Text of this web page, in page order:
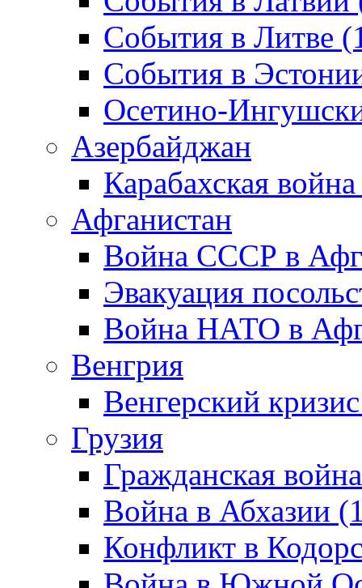
События в Литве
События в
Осетино-
Азербайджан
Карабахская
Афганистан
Война СССР в
Эвакуация
Война НАТО в
Венгрия
Венгерский
Грузия
Гражданская
Война в Абхазии
Конфликт в